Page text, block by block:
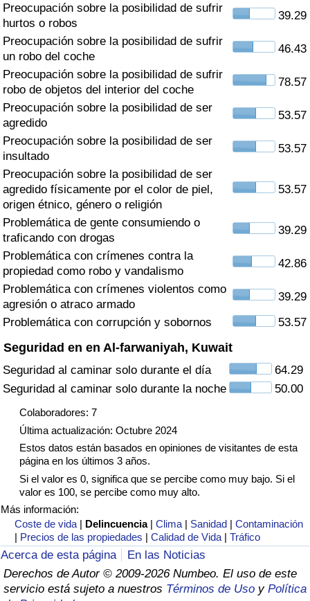
Preocupación sobre la posibilidad de sufrir
hurtos o robos
39.29
Preocupación sobre la posibilidad de sufrir
un robo del coche
46.43
Preocupación sobre la posibilidad de sufrir
robo de objetos del interior del coche
78.57
Preocupación sobre la posibilidad de ser
agredido
53.57
Preocupación sobre la posibilidad de ser
insultado
53.57
Preocupación sobre la posibilidad de ser
agredido físicamente por el color de piel,
origen étnico, género o religión
53.57
Problemática de gente consumiendo o
traficando con drogas
39.29
Problemática con crímenes contra la
propiedad como robo y vandalismo
42.86
Problemática con crímenes violentos como
agresión o atraco armado
39.29
Problemática con corrupción y sobornos
53.57
Seguridad en en Al-farwaniyah, Kuwait
Seguridad al caminar solo durante el día
64.29
Seguridad al caminar solo durante la noche
50.00
Colaboradores: 7
Última actualización: Octubre 2024
Estos datos están basados en opiniones de visitantes de esta
página en los últimos 3 años.
Si el valor es 0, significa que se percibe como muy bajo. Si el
valor es 100, se percibe como muy alto.
Más información:
Coste de vida | Delincuencia |Clima | Sanidad |Contaminación
| Precios de las propiedades |Calidad de Vida |Tráfico
Acerca de esta página
En las Noticias
Derechos de Autor © 2009-2026 Numbeo. El uso de este
servicio está sujeto a nuestros Términos de Uso y Política
Sanidad
Índice de Sanidad (Actual)
Índice de Sanidad
Índice de Sanidad por País
Contaminación
Índice de Contaminación (Actual)
Índice de contaminación
Índice de Contaminación por País
Tráfico
Índice de Tráfico
Índice de Tráfico (Actual)
Índice de Tráfico por País